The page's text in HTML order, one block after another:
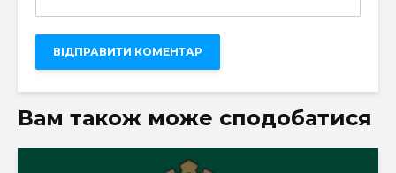
Вам також може сподобатися